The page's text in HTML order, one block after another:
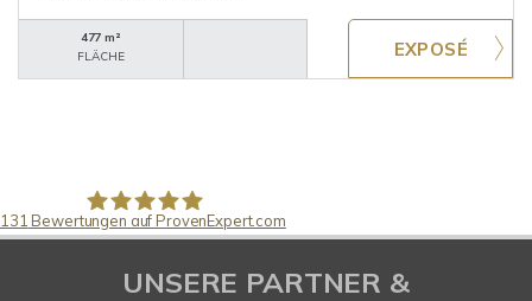
477 m²
FLÄCHE
Pfund Immobilien
131 Bewertungen auf ProvenExpert.com
UNSERE PARTNER &